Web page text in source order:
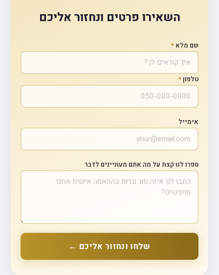
השאירו פרטים ונחזור אליכם
שם מלא*
טלפון*
אימייל
ספרו לנו קצת על מה אתם מעוניינים לדבר
שלחו ונחזור אליכם ←